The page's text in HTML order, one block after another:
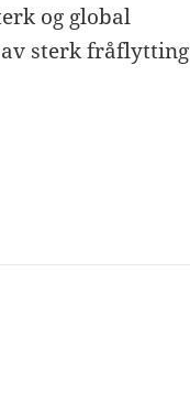
og global
sterk fråflytting